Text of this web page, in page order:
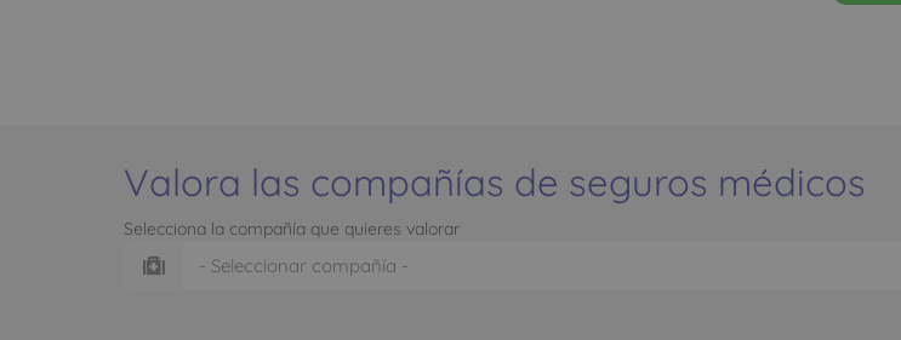
Valora las compañías de seguros médicos
Selecciona la compañía que quieres valorar